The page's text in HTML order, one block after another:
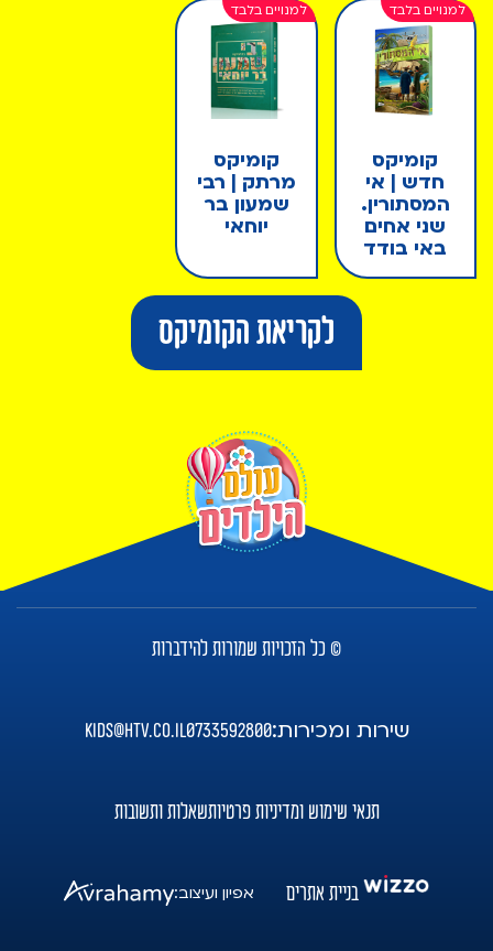
קומיקס
חדש | אי
המסתורין.
שני אחים
באי בודד
קומיקס
מרתק | רבי
שמעון בר
יוחאי
לקריאת הקומיקס
© כל הזכויות שמורות להידברות
שירות ומכירות:0733592800
kids@htv.co.il
תנאי שימוש ומדיניות פרטיותשאלות ותשובות
בניית אתרים אפיון ועיצוב: